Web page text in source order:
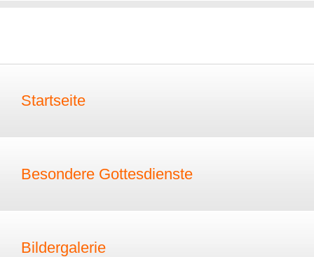
Startseite
Besondere Gottesdienste
Bildergalerie